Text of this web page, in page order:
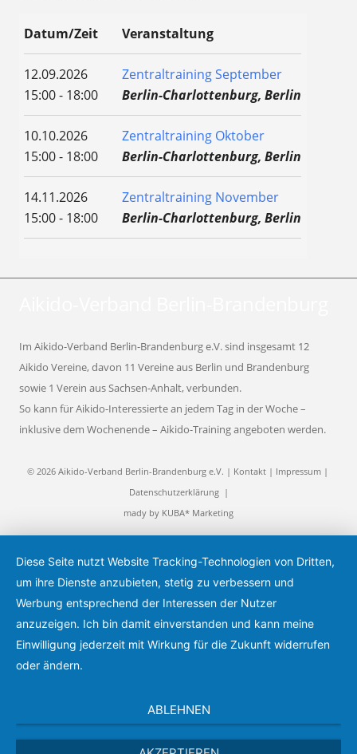
Datum/Zeit Veranstaltung
12.09.2026
15:00 - 18:00
Zentraltraining September
Berlin-Charlottenburg, Berlin
10.10.2026
15:00 - 18:00
Zentraltraining Oktober
Berlin-Charlottenburg, Berlin
14.11.2026
15:00 - 18:00
Zentraltraining November
Berlin-Charlottenburg, Berlin
Im Aikido-Verband Berlin-Brandenburg e.V. sind insgesamt 12
Aikido Vereine, davon 11 Vereine aus Berlin und Brandenburg
sowie 1 Verein aus Sachsen-Anhalt, verbunden.
So kann für Aikido-Interessierte an jedem Tag in der Woche –
inklusive dem Wochenende – Aikido-Training angeboten werden.
© 2026 Aikido-Verband Berlin-Brandenburg e.V. | Kontakt| Impressum|
Datenschutzerklärung |
mady by KUBA* Marketing
Diese Seite nutzt Website Tracking-Technologien von Dritten,
um ihre Dienste anzubieten, stetig zu verbessern und
Werbung entsprechend der Interessen der Nutzer
anzuzeigen. Ich bin damit einverstanden und kann meine
Einwilligung jederzeit mit Wirkung für die Zukunft widerrufen
oder ändern.
ABLEHNEN